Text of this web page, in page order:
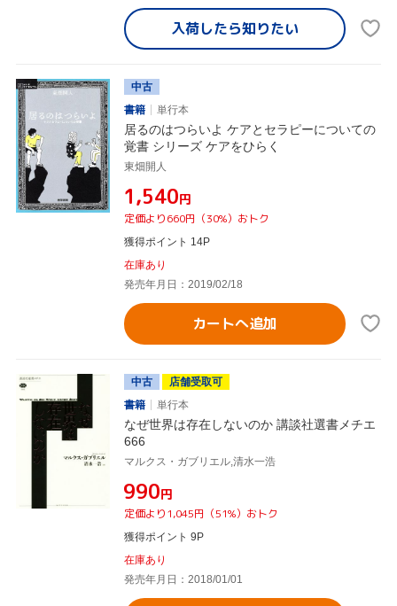
入荷したら知りたい
中古
書籍
単行本
居るのはつらいよ ケアとセラピーについての
覚書 シリーズ ケアをひらく
東畑開人
¥1,540円
定価より660円（30%）おトク
獲得ポイント 14P
在庫あり
発売年月日：2019/02/18
カートへ追加
中古
店舗受取可
書籍
単行本
なぜ世界は存在しないのか 講談社選書メチエ
666
マルクス・ガブリエル,清水一浩
¥990円
定価より1,045円（51%）おトク
獲得ポイント 9P
在庫あり
発売年月日：2018/01/01